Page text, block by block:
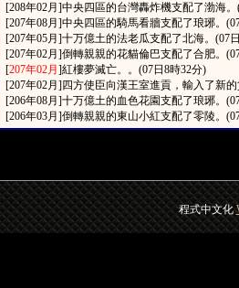
[208年02月]中央四區的台灣轟炸機支配了渤海。
[207年08月]中央四區的騎馬看牆支配了琅琊。
[207年05月]十万億土的法老瓜支配了北海。(07
[207年02月]倒轉親親的花貓倫巴支配了合肥。
[207年02月 ]紅樓夢滅亡。。(07日8時32分)
[207年02月]四方使臣向漢王室進貢，輸入了新
[206年08月]十万億土的血色花園支配了琅琊。
[206年03月]倒轉親親的東山小紅支配了零陵。
程式中文化